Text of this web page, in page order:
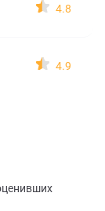
4.8
4.9